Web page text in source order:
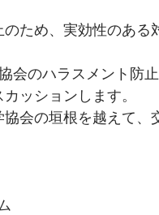
ため、実効性のある
会のハラスメント防
ッションします。
会の垣根を越えて、